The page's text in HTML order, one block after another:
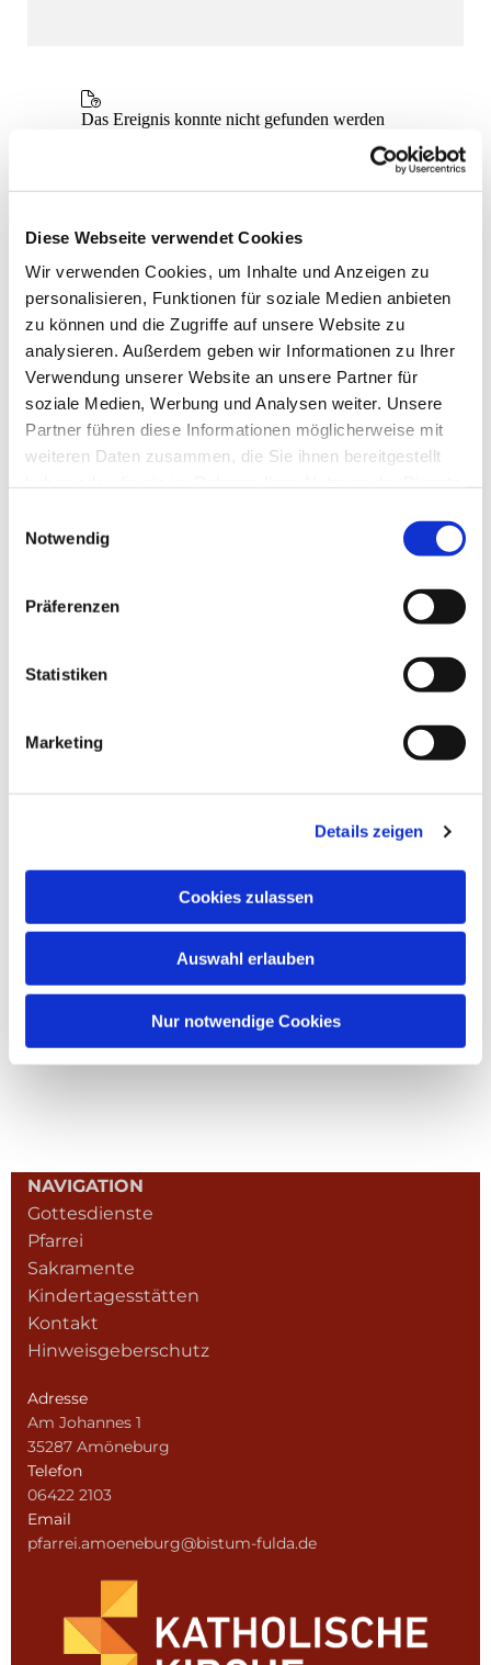
Diese Webseite verwendet Cookies
Wir verwenden Cookies, um Inhalte und Anzeigen zu
personalisieren, Funktionen für soziale Medien anbieten
zu können und die Zugriffe auf unsere Website zu
analysieren. Außerdem geben wir Informationen zu Ihrer
Verwendung unserer Website an unsere Partner für
soziale Medien, Werbung und Analysen weiter. Unsere
Partner führen diese Informationen möglicherweise mit
weiteren Daten zusammen, die Sie ihnen bereitgestellt
Notwendig
Präferenzen
Statistiken
Marketing
Details zeigen
Cookies zulassen
Auswahl erlauben
Nur notwendige Cookies
Dies könnte Sie auch
NAVIGATION
Gottesdienste
Pfarrei
Sakramente
Kindertagesstätten
Kontakt
Hinweisgeberschutz
Adresse
Am Johannes 1
35287 Amöneburg
Telefon
06422 2103
Email
pfarrei.amoeneburg@bistum-fulda.de